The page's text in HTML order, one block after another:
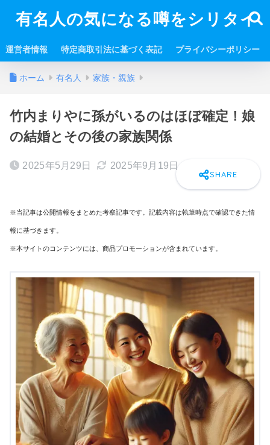
有名人の気になる噂をシリタイ
運営者情報 特定商取引法に基づく表記 プライバシーポリシー
ホーム 有名人 家族・親族
竹内まりやに孫がいるのはほぼ確定！娘
の結婚とその後の家族関係
2025年5月29日 2025年9月19日
※当記事は公開情報をまとめた考察記事です。記載内容は執筆時点で確認できた情
報に基づきます。
※本サイトのコンテンツには、商品プロモーションが含まれています。